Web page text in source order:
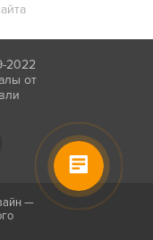
2022
от
—